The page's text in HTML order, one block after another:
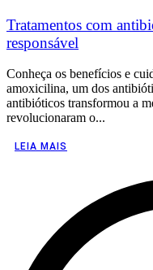
Tratamentos com
responsável
Conheça os benefícios e
amoxicilina, um dos
antibióticos transformou a
revolucionaram o...
LEIA MAIS